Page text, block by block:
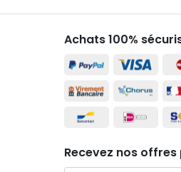
Achats 100%
Recevez nos